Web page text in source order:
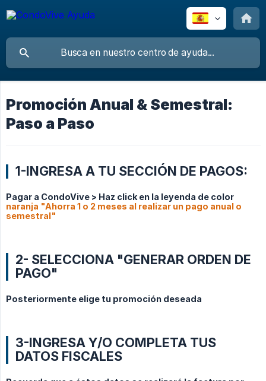
Promoción Anual & Semestral:
Paso a Paso
1-INGRESA A TU SECCIÓN DE PAGOS:
Pagar a CondoVive > Haz click en la leyenda de color
naranja "Ahorra 1 o 2 meses al realizar un pago anual o
semestral"
2- SELECCIONA "GENERAR ORDEN DE
PAGO"
Posteriormente elige tu promoción deseada
3-INGRESA Y/O COMPLETA TUS
DATOS FISCALES